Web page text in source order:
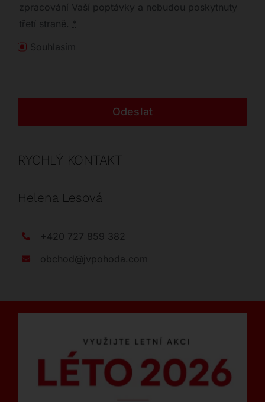
zpracování Vaší poptávky a nebudou poskytnuty
třetí straně. *
Souhlasím
Odeslat
RYCHLÝ KONTAKT
Helena Lesová
+420 727 859 382
obchod@jvpohoda.com